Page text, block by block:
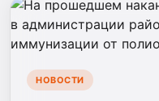
НОВОСТИ